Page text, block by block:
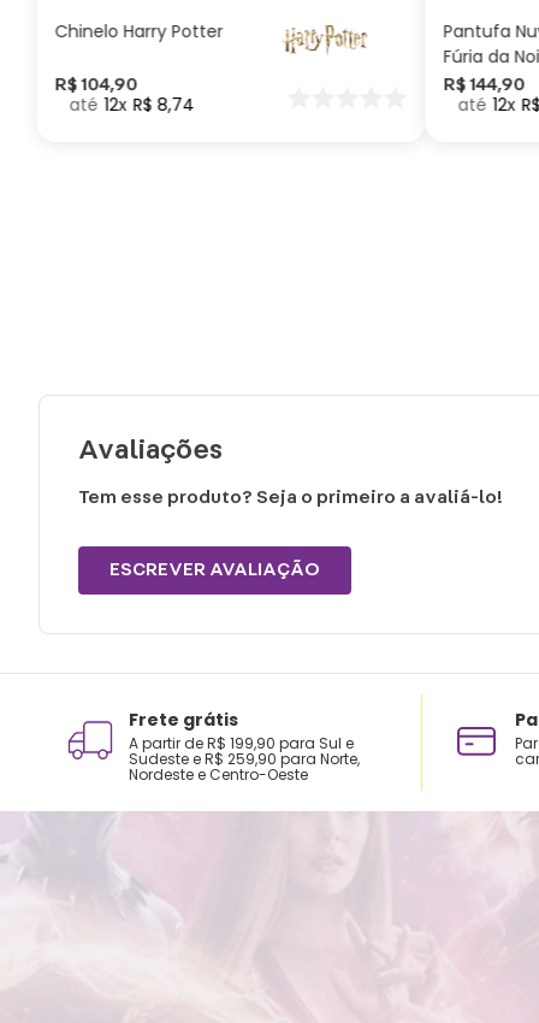
Chinelo Harry Potter
R$ 104,90
12 R$ 8,74
Pantufa
Fúria da
Como
seu Dragão
R$ 144,90
12 R$
Avaliações
Tem esse produto? Seja o primeiro a avaliá-lo!
ESCREVER AVALIAÇÃO
Frete grátis
A partir de R$ 199,90 para Sul e
Sudeste e R$ 259,90 para Norte,
Nordeste e Centro-Oeste